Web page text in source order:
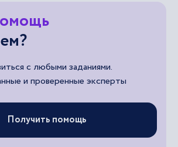
с любыми заданиями.
и проверенные эксперты
Получить помощь